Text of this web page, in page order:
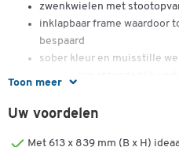
Toon meer
zwenkwielen met
inklapbaar frame waardoor
bespaard
sober kleur en muisstille
bedoeld om het wasgoed
Uw voordelen
Met 613 x 839 mm (B x H)